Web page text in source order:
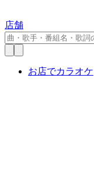
店舗
お店でカラオケ